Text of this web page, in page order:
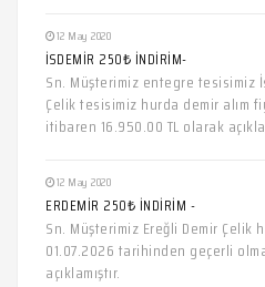
12 May 2020
İSDEMİR 250₺ İNDİRİM-
Sn. Müşterimiz entegre tesisimiz
Çelik tesisimiz hurda demir alım
itibaren 16.950.00 TL olarak
12 May 2020
ERDEMİR 250₺ İNDİRİM -
Sn. Müşterimiz Ereğli Demir Çelik
01.07.2026 tarihinden geçerli
açıklamıştır.